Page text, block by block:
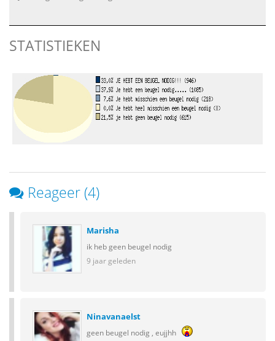
STATISTIEKEN
Reageer (4)
Marisha
ik heb geen beugel nodig
9 jaar geleden
Ninavanaelst
geen beugel nodig , eujjhh